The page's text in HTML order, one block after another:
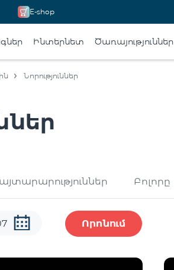
E-shop
Ինտերնետ Ծառայություններ
Նորություններ
Բոլորը
Որոնում